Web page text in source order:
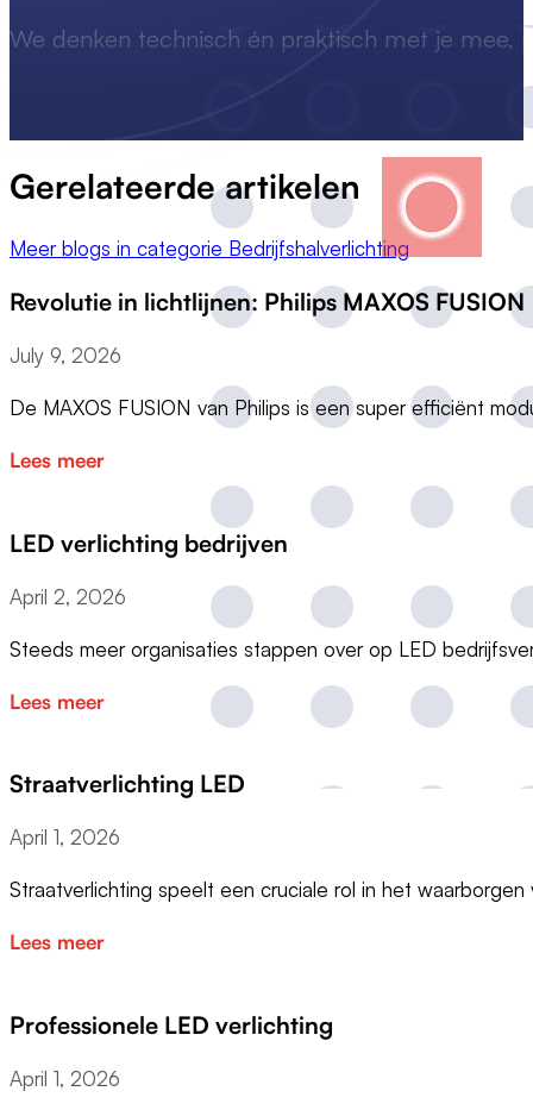
We denken technisch én praktisch met je mee,
Gerelateerde artikelen
Meer blogs in categorie Bedrijfshalverlichting
Revolutie in lichtlijnen: Philips MAXOS FUSION
July 9, 2026
De MAXOS FUSION van Philips is een super efficiënt
Lees meer
LED verlichting bedrijven
April 2, 2026
Steeds meer organisaties stappen over op LED
Lees meer
Straatverlichting LED
April 1, 2026
Straatverlichting speelt een cruciale rol in het
Lees meer
Professionele LED verlichting
April 1, 2026